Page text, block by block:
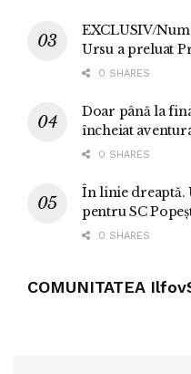
EXCLUSIV/
Ursu a preluat
0 SHARES
Doar până la
încheiat
0 SHARES
În linie dreaptă.
pentru SC
0 SHARES
COMUNITATEA